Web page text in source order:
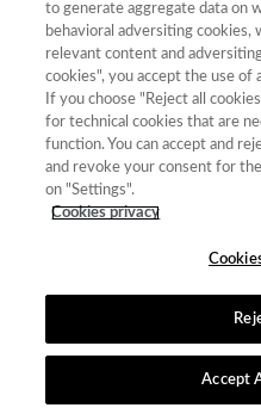
Geogaceta
0213-
683X
« primera …
11 12 13 …
calidad|Aviso Legal
to generate aggregate data on
behavioral adversiting cookies,
relevant content and
cookies", you accept the use
If you choose "Reject all
for technical cookies that are
function. You can accept and
and revoke your consent for
on "Settings".
Cookies privacy
Accept